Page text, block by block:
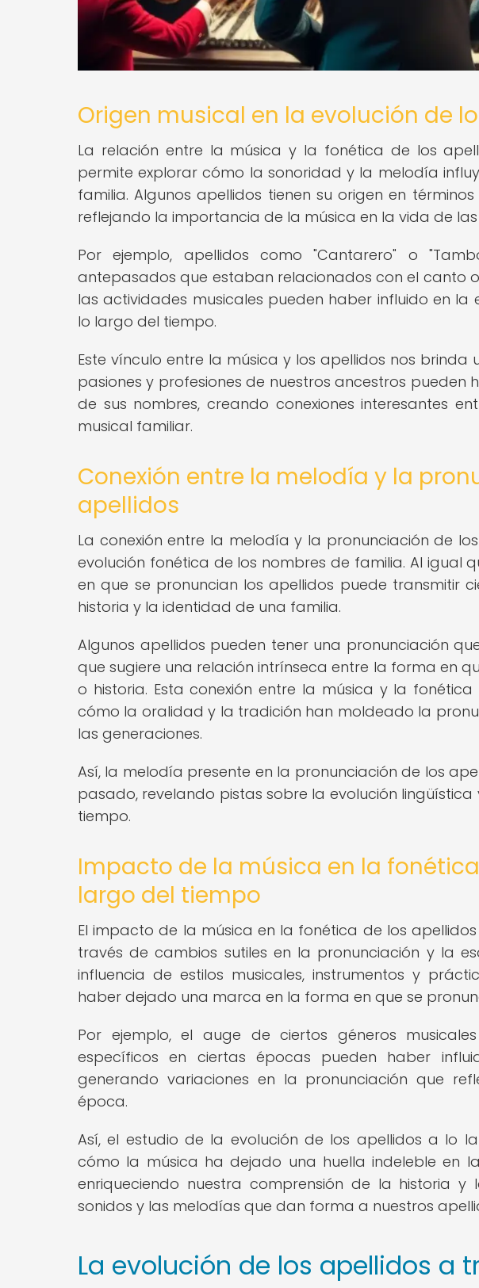
Origen musical en la evolución de
La relación entre la música y la fonética de los
permite explorar cómo la sonoridad y la melodía
familia. Algunos apellidos tienen su origen en
reflejando la importancia de la música en la vida de
Por ejemplo, apellidos como "Cantarero" o
antepasados que estaban relacionados con el canto
las actividades musicales pueden haber influido en la
lo largo del tiempo.
Este vínculo entre la música y los apellidos nos
pasiones y profesiones de nuestros ancestros
de sus nombres, creando conexiones interesantes
musical familiar.
Conexión entre la melodía y la
apellidos
La conexión entre la melodía y la pronunciación de
evolución fonética de los nombres de familia. Al igual
en que se pronuncian los apellidos puede transmitir
historia y la identidad de una familia.
Algunos apellidos pueden tener una pronunciación
que sugiere una relación intrínseca entre la forma en
o historia. Esta conexión entre la música y la
cómo la oralidad y la tradición han moldeado la
las generaciones.
Así, la melodía presente en la pronunciación de los
pasado, revelando pistas sobre la evolución
tiempo.
Impacto de la música en la
largo del tiempo
El impacto de la música en la fonética de los
través de cambios sutiles en la pronunciación y la
influencia de estilos musicales, instrumentos y
haber dejado una marca en la forma en que se
Por ejemplo, el auge de ciertos géneros
específicos en ciertas épocas pueden haber
generando variaciones en la pronunciación que
época.
Así, el estudio de la evolución de los apellidos a lo
cómo la música ha dejado una huella indeleble en
enriqueciendo nuestra comprensión de la historia
sonidos y las melodías que dan forma a nuestros
La evolución de los apellidos a